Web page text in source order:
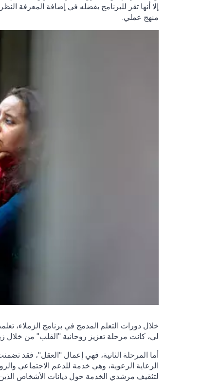
إلا أنها تقر للبرنامج بفضله في إضافة المعرفة
منهج عملي.
خلال دورات التعلم المدمج في برنامج الزملاء،
لي، كانت مرحلة تعزيز روحانية "القلب" من خلال
أما المرحلة الثانية، فهي إعمال "العقل"، فقد
الرعاية الرعوية، وهي خدمة للدعم الاجتماعي
لتثقيف مرشدي الخدمة حول ديانات الأشخاص الذين